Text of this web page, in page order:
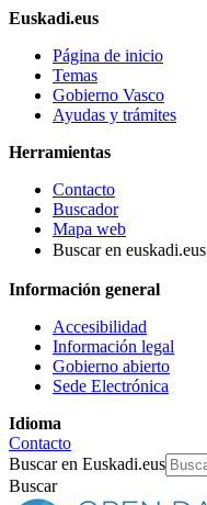
Euskadi.eus
Página de inicio
Temas
Gobierno Vasco
Ayudas y trámites
Herramientas
Contacto
Buscador
Mapa web
Buscar en euskadi.eus
Información general
Accesibilidad
Información legal
Gobierno abierto
Sede Electrónica
Idioma
Contacto
Buscar en Euskadi.eus
Buscar